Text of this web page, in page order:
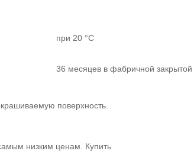
при 20 °С
36 месяцев в фабричной закрытой
поверхность.
низким ценам. Купить